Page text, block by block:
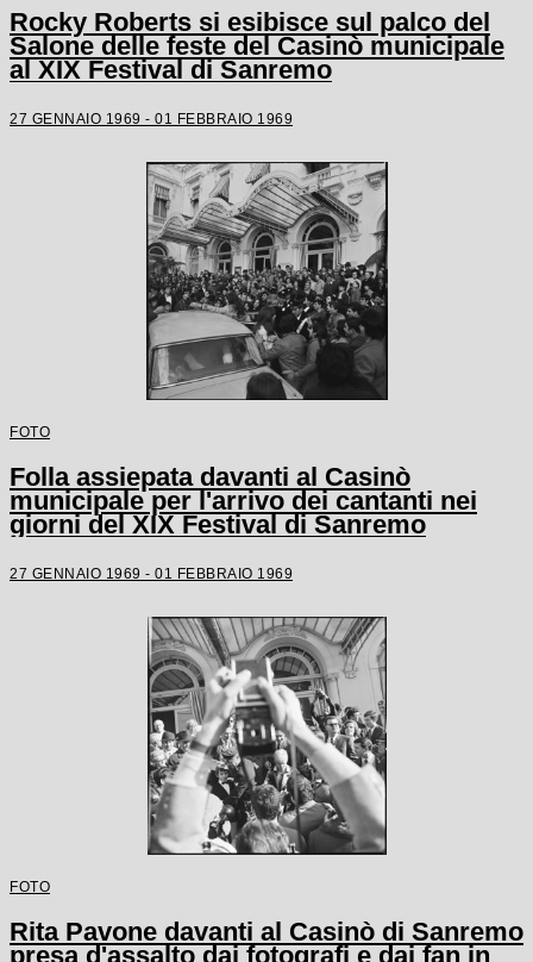
Rocky Roberts si esibisce sul palco del
Salone delle feste del Casinò municipale
al XIX Festival di Sanremo
27 GENNAIO 1969 - 01 FEBBRAIO 1969
FOTO
Folla assiepata davanti al Casinò
municipale per l'arrivo dei cantanti nei
giorni del XIX Festival di Sanremo
27 GENNAIO 1969 - 01 FEBBRAIO 1969
FOTO
Rita Pavone davanti al Casinò di Sanremo
presa d'assalto dai fotografi e dai fan in